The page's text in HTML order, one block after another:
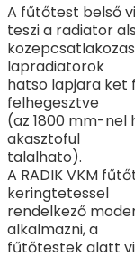
A fűtőtest belső
teszi a radiator
lapradiatorok
hatso lapjara ket
felhegesztve
(az 1800 mm-
akasztoful
talalhato).
A RADIK VKM
keringtetessel
rendelkező
alkalmazni, a
fűtőtestek alatt